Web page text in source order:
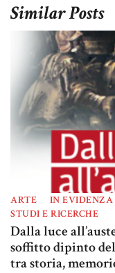
Similar Posts
ARTE IN EVIDENZA
STUDI E RICERCHE
Dalla luce
soffitto dipinto
tra storia,